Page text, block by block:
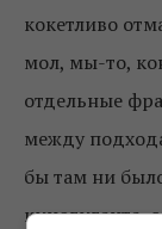
кокетливо
мол, мы-то,
отдельные
между
бы там ни
киногиганта,